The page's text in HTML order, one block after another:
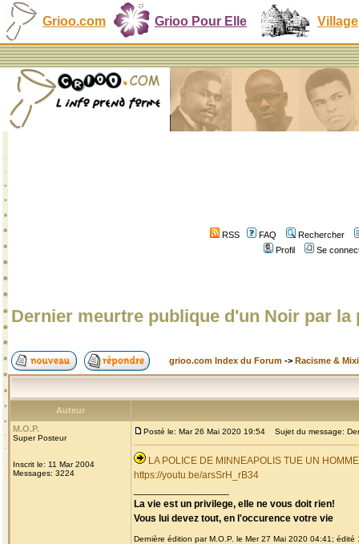
Grioo.com Grioo Pour Elle Village
RSS FAQ
Rechercher
Profil
Se
Dernier meurtre publique d'un Noir par la
grioo.com Index du Forum -> Racisme &
Auteur
M.O.P.
Super Posteur
Inscrit le: 11 Mar 2004
Messages: 3224
Posté le: Mar 26 Mai 2020 19:54 Sujet du message:
LA POLICE DE MINNEAPOLIS TUE UN
https://youtu.be/arsSrH_rB34
La vie est un privilege, elle ne vous doit rien!
Vous lui devez tout, en l'occurence votre vie
Dernière édition par M.O.P. le Mer 27 Mai 2020 04:41; édité